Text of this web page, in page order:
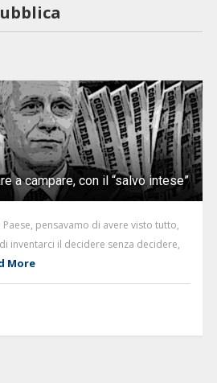
a campare, con il “salvo intese”
pensavamo di avere visto tutto,
inventarci il decidere senza decidere,
More